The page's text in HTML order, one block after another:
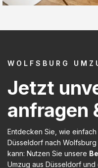
WOLFSBURG
Jetzt
anfragen
Entdecken Sie, wie
Düsseldorf nach
kann: Nutzen Sie unsere
Umzug aus Düsseldorf